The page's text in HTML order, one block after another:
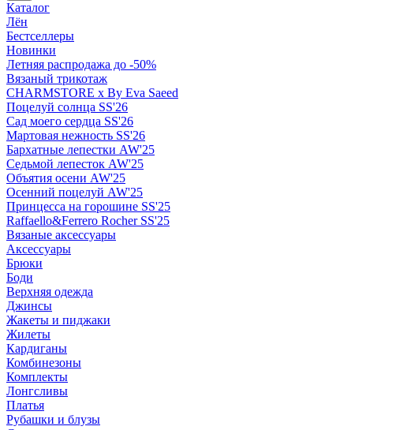
Каталог
Лён
Бестселлеры
Новинки
Летняя распродажа до -50%
Вязаный трикотаж
CHARMSTORE х By Eva Saeed
Поцелуй солнца SS'26
Сад моего сердца SS'26
Мартовая нежность SS'26
Бархатные лепестки AW'25
Седьмой лепесток AW'25
Объятия осени AW'25
Осенний поцелуй AW'25
Принцесса на горошине SS'25
Raffaello&Ferrero Rocher SS'25
Вязаные аксессуары
Аксессуары
Брюки
Боди
Верхняя одежда
Джинсы
Жакеты и пиджаки
Жилеты
Кардиганы
Комбинезоны
Комплекты
Лонгсливы
Платья
Рубашки и блузы